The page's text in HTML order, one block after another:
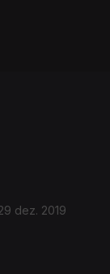
dez. 2019